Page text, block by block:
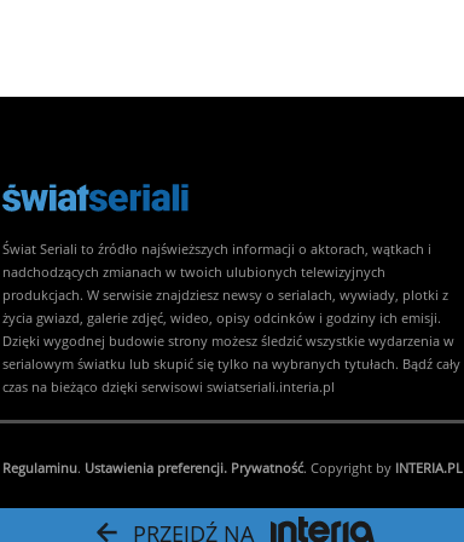
Świat Seriali to źródło najświeższych informacji o aktorach, wątkach i
nadchodzących zmianach w twoich ulubionych telewizyjnych
produkcjach. W serwisie znajdziesz newsy o serialach, wywiady, plotki z
życia gwiazd, galerie zdjęć, wideo, opisy odcinków i godziny ich emisji.
Dzięki wygodnej budowie strony możesz śledzić wszystkie wydarzenia w
serialowym światku lub skupić się tylko na wybranych tytułach. Bądź cały
czas na bieżąco dzięki serwisowi swiatseriali.interia.pl
Regulaminu. Ustawienia preferencji. Prywatność. Copyright by INTERIA.PL
PRZEJDŹ NA